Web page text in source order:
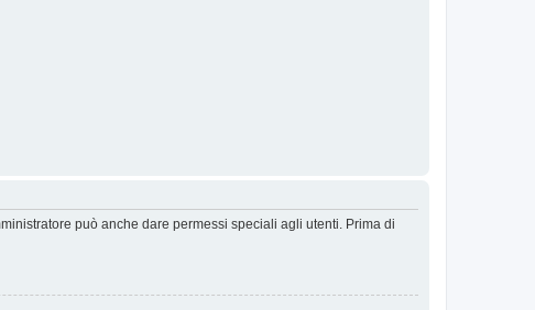
può anche dare permessi speciali agli utenti. Prima di